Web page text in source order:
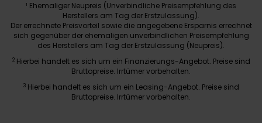
1 Ehemaliger Neupreis (Unverbindliche Preisempfehlung des
Herstellers am Tag der Erstzulassung).
Der errechnete Preisvorteil sowie die angegebene Ersparnis errechnet
sich gegenüber der ehemaligen unverbindlichen Preisempfehlung
des Herstellers am Tag der Erstzulassung (Neupreis).
2 Hierbei handelt es sich um ein Finanzierungs-Angebot. Preise sind
Bruttopreise. Irrtümer vorbehalten.
3 Hierbei handelt es sich um ein Leasing-Angebot. Preise sind
Bruttopreise. Irrtümer vorbehalten.